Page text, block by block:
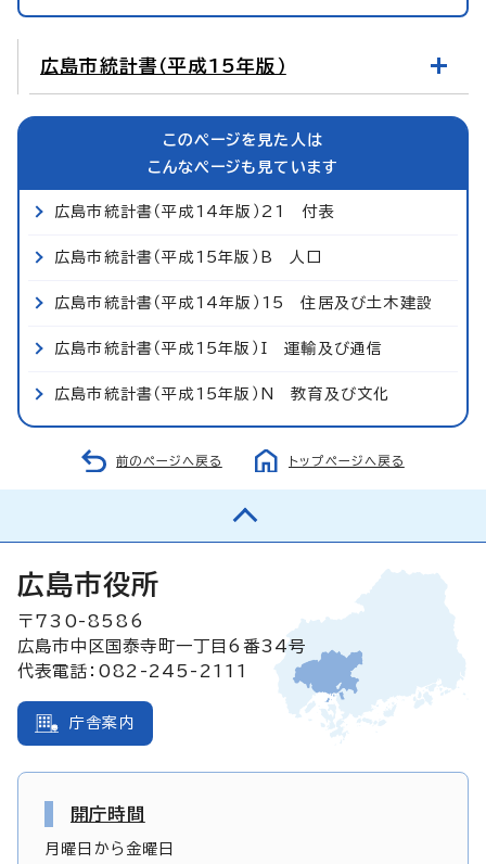
広島市統計書（平成15年版）
このページを見た人は
こんなページも見ています
広島市統計書（平成14年版）21 付表
広島市統計書（平成15年版）B 人口
広島市統計書（平成14年版）15 住居及び土木建設
広島市統計書（平成15年版）I 運輸及び通信
広島市統計書（平成15年版）N 教育及び文化
前のページへ戻る トップページへ戻る
広島市役所
〒730-8586
広島市中区国泰寺町一丁目6番34号
代表電話：082-245-2111
庁舎案内
開庁時間
月曜日から金曜日